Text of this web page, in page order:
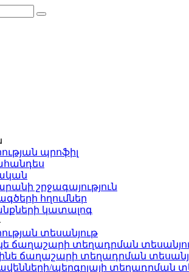
պրոֆիլ
շրջագայություն
հղումներ
կատալոգ
տեսանյութ
ճաղաշարի տեղադրման
ճաղաշարի տեղադրման
պերգոլայի տեղադրման